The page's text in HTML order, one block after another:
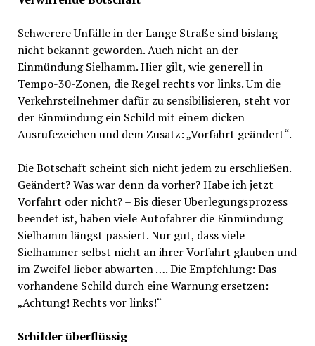
Schwerere Unfälle in der Lange Straße sind bislang
nicht bekannt geworden. Auch nicht an der
Einmündung Sielhamm. Hier gilt, wie generell in
Tempo-30-Zonen, die Regel rechts vor links. Um die
Verkehrsteilnehmer dafür zu sensibilisieren, steht vor
der Einmündung ein Schild mit einem dicken
Ausrufezeichen und dem Zusatz: „Vorfahrt geändert“.
Die Botschaft scheint sich nicht jedem zu erschließen.
Geändert? Was war denn da vorher? Habe ich jetzt
Vorfahrt oder nicht? – Bis dieser Überlegungsprozess
beendet ist, haben viele Autofahrer die Einmündung
Sielhamm längst passiert. Nur gut, dass viele
Sielhammer selbst nicht an ihrer Vorfahrt glauben und
im Zweifel lieber abwarten …. Die Empfehlung: Das
vorhandene Schild durch eine Warnung ersetzen:
„Achtung! Rechts vor links!“
Schilder überflüssig